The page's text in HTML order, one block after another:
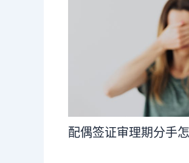
配偶签证审理期分手怎